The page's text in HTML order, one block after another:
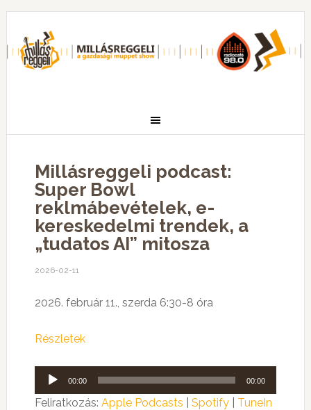
Millásreggeli podcast:
Super Bowl
reklmábevételek, e-
kereskedelmi trendek, a
„tudatos AI” mitosza
2026-02-11
2026. február 11., szerda 6:30-8 óra
Részletek
Audió
lejátszó
00:00 00:00
Feliratkozás: Apple Podcasts Spotify| TuneIn